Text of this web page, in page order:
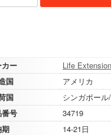
カー
Life Extension
国
アメリカ
国
シンガポー
号
34719
14-21日